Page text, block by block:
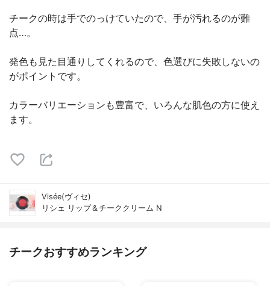
チークの時は手でのっけていたので、手が汚れるのが難
点…。
発色も見た目通りしてくれるので、色選びに失敗しないの
がポイントです。
カラーバリエーションも豊富で、いろんな肌色の方に使え
ます。
Visée(ヴィセ)
リシェ リップ＆チーククリーム N
チークおすすめランキング